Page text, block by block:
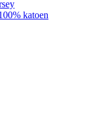
katoen